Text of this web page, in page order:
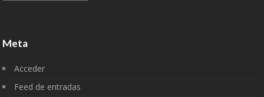
Meta
Acceder
Feed de entradas